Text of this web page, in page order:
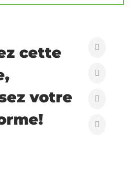
cette
votre